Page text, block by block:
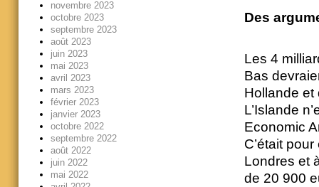
Des
Les 4
Bas
Hollande et
L’Islande
Economic
C’était
Londres et
de 20 900
novembre 2023
octobre 2023
septembre 2023
août 2023
juin 2023
mai 2023
avril 2023
mars 2023
février 2023
janvier 2023
octobre 2022
septembre 2022
août 2022
juin 2022
mai 2022